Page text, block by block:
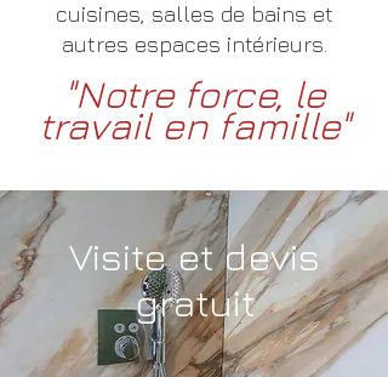
cuisines, salles de bains et
autres espaces intérieurs.
"Notre force, le
travail en famille"
Visite et devis
gratuit